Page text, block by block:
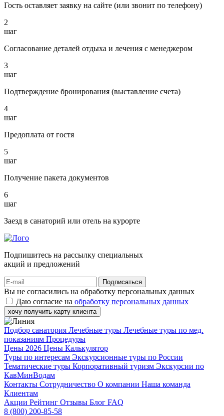
Гость оставляет заявку на сайте (или звонит по телефону)
2
шаг
Согласование деталей отдыха и лечения с менеджером
3
шаг
Подтверждение бронирования (выставление счета)
4
шаг
Предоплата от гостя
5
шаг
Получение пакета документов
6
шаг
Заезд в санаторий или отель на курорте
Подпишитесь на рассылку специальных
акций и предложений
Подписаться
Вы не согласились на обработку персональных данных
Даю согласие на обработку персональных данных
хочу получить карту клиента
Подбор санатория Лечебные туры Лечебные туры по мед.
показаниям Процедуры
Цены 2026 Цены Калькулятор
Туры по интересам Экскурсионные туры по России
Тематические туры Корпоративный туризм Экскурсии по
КавМинВодам
Контакты Сотрудничество О компании Наша команда
Клиентам
Акции Рейтинг Отзывы Блог FAQ
8 (800) 200-85-58